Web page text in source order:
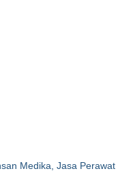
Medika, Jasa Perawat